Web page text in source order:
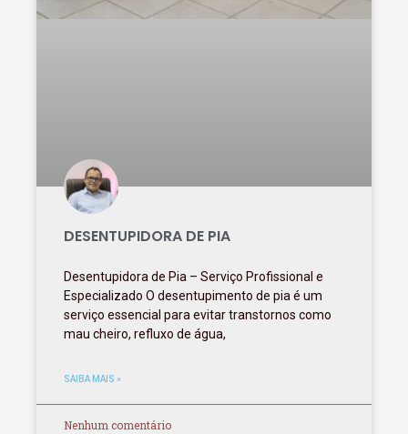
DESENTUPIDORA DE PIA
Desentupidora de Pia – Serviço Profissional e
Especializado O desentupimento de pia é um
serviço essencial para evitar transtornos como
mau cheiro, refluxo de água,
SAIBA MAIS »
Nenhum comentário